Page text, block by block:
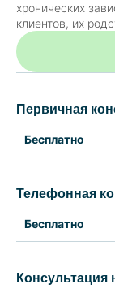
хронических
клиентов, их
Первичная
Бесплатно
30-минутная
новых
базовые
Телефонная
Бесплатно
Консультация